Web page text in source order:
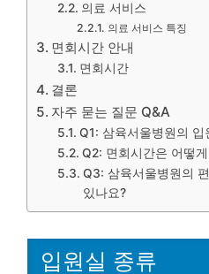
의료 서비스
의료 서비스 특징
면회시간 안내
면회시간
결론
자주 묻는 질문 Q&A
Q1: 삼육서울병원의
Q2: 면회시간은 어떻
Q3: 삼육서울병원의
있나요?
입원실 종류